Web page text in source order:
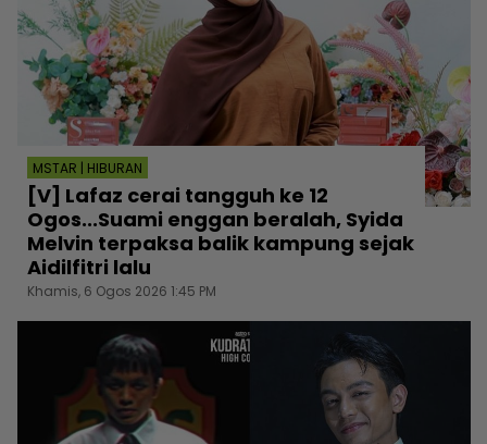
MSTAR | HIBURAN
[V] Lafaz cerai tangguh ke 12
Ogos...Suami enggan beralah, Syida
Melvin terpaksa balik kampung sejak
Aidilfitri lalu
Khamis, 6 Ogos 2026 1:45 PM